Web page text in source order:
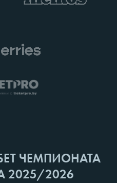
ЧЕМПИОНАТА
2025/2026